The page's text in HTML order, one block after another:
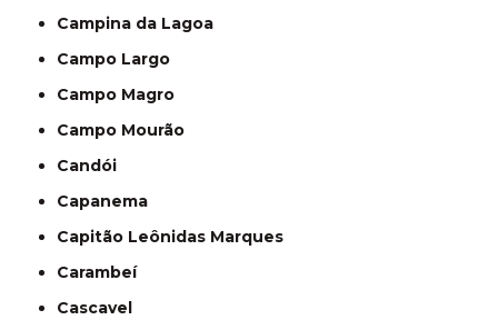
Campina da Lagoa
Campo Largo
Campo Magro
Campo Mourão
Candói
Capanema
Capitão Leônidas Marques
Carambeí
Cascavel